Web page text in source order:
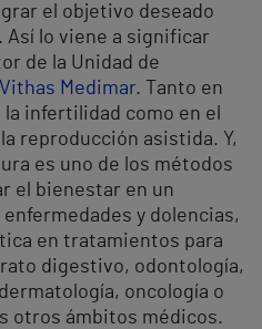
el objetivo deseado
lo viene a significar
de la Unidad de
Medimar. Tanto en
infertilidad como en el
reproducción asistida. Y,
es uno de los métodos
el bienestar en un
y dolencias,
en tratamientos para
digestivo, odontología,
oncología o
otros ámbitos médicos.